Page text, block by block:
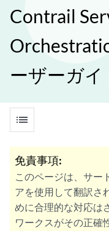
Contrail
ーザーガイ
list
免責事項:
このページは、サー
アを使用して翻訳さ
めに合理的な対応は
ワークスがその正確